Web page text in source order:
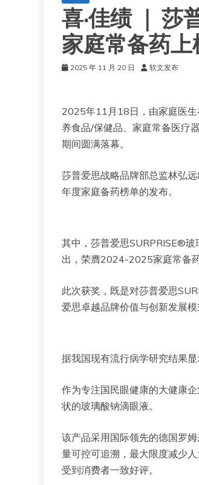
喜·佳绩 ｜ 莎
家庭常备药上
2025 年 11 月 20 日 软文发布
2025年11月18日，由家庭医
养食品/保健品、家庭常备医疗
期间圆满落幕。
莎普爱思战略品牌部总监林弘
年度家庭备药榜单的发布。
其中，莎普爱思SURPRISE®
出，荣膺2024-2025家庭常备
此次获奖，既是对莎普爱思
爱思卓越品牌价值与创新发展模
据我国现有流行病学研究结果
作为专注国民眼健康的大健康
状的玻璃酸钠滴眼液。
该产品采用国际领先的德国罗
量可控可追溯，最大限度减少
受到消费者一致好评。